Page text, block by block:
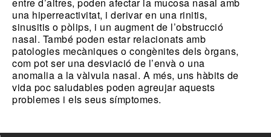
una hiperreactivitat, i derivar en una rinitis,
sinusitis o pòlips, i un augment de l’obstrucció
nasal. També poden estar relacionats amb
patologies mecàniques o congènites dels òrgans,
com pot ser una desviació de l’envà o una
anomalia a la vàlvula nasal. A més, uns hàbits de
vida poc saludables poden agreujar aquests
problemes i els seus símptomes.